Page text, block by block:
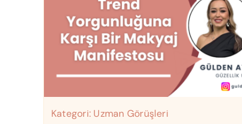
Kategori: Uzman Görüşleri